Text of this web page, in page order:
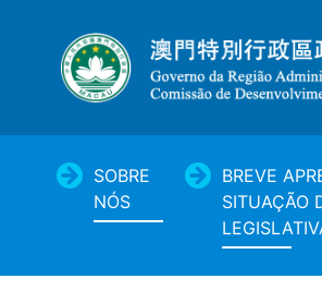
SOBRE
NÓS
BREVE
SITUAÇÃO